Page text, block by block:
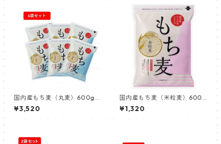
国内産もち麦（丸麦）600g機
能性表示食品 ×6個
¥3,520
国内産もち麦（米粒麦）600g
機能性表示食品
¥1,320